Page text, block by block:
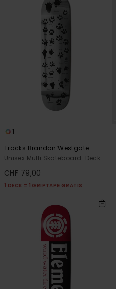
1
Tracks Brandon Westgate
Unisex Multi Skateboard-Deck
CHF 79,00
1 DECK = 1 GRIPTAPE GRATIS